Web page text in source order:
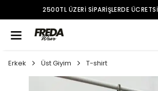
2500TL ÜZERI SIPARIŞLERDE
Erkek Üst Giyim T-shirt